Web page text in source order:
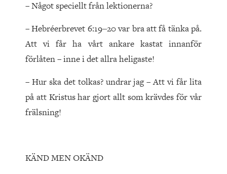
– Något speciellt från lektionerna?
– Hebréerbrevet 6:19‒20 var bra att få tänka på.
Att vi får ha vårt ankare kastat innanför
förlåten – inne i det allra heligaste!
– Hur ska det tolkas? undrar jag – Att vi får lita
på att Kristus har gjort allt som krävdes för vår
frälsning!
KÄND MEN OKÄND